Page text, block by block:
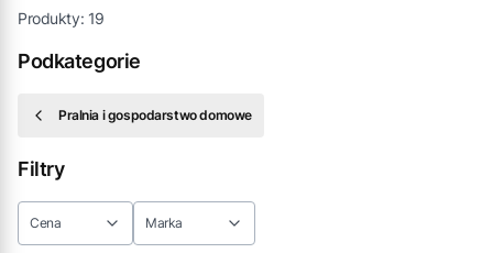
Produkty: 19
Podkategorie
Pralnia i gospodarstwo domowe
Filtry
Cena Marka